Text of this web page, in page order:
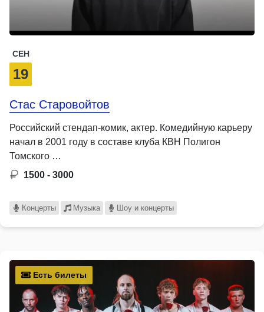
СЕН
19
Стас Старовойтов
Российский стендап-комик, актер. Комедийную карьеру
начал в 2001 году в составе клуба КВН Полигон
Томского …
1500 - 3000
Концерты Музыка Шоу и концерты
Есть билеты